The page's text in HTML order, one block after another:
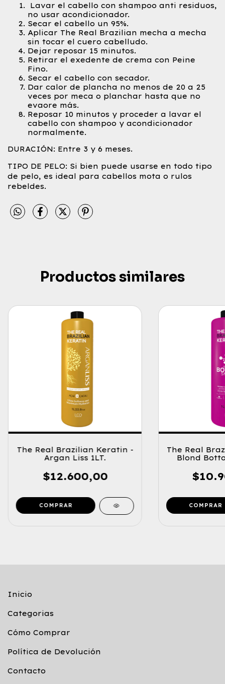
Lavar el cabello con shampoo anti residuos,
no usar acondicionador.
Secar el cabello un 95%.
Aplicar The Real Brazilian mecha a mecha
sin tocar el cuero cabelludo.
Dejar reposar 15 minutos.
Retirar el exedente de crema con Peine
Fino.
Secar el cabello con secador.
Dar calor de plancha no menos de 20 a 25
veces por meca o planchar hasta que no
evaore más.
Reposar 10 minutos y proceder a lavar el
cabello con shampoo y acondicionador
normalmente.
DURACIÓN: Entre 3 y 6 meses.
TIPO DE PELO: Si bien puede usarse en todo tipo
de pelo, es ideal para cabellos mota o rulos
rebeldes.
Productos similares
The Real Brazilian Keratin -
Argan Liss 1LT.
$12.600,00
The Real
Blond
Inicio
Categorias
Cómo Comprar
Política de Devolución
Contacto